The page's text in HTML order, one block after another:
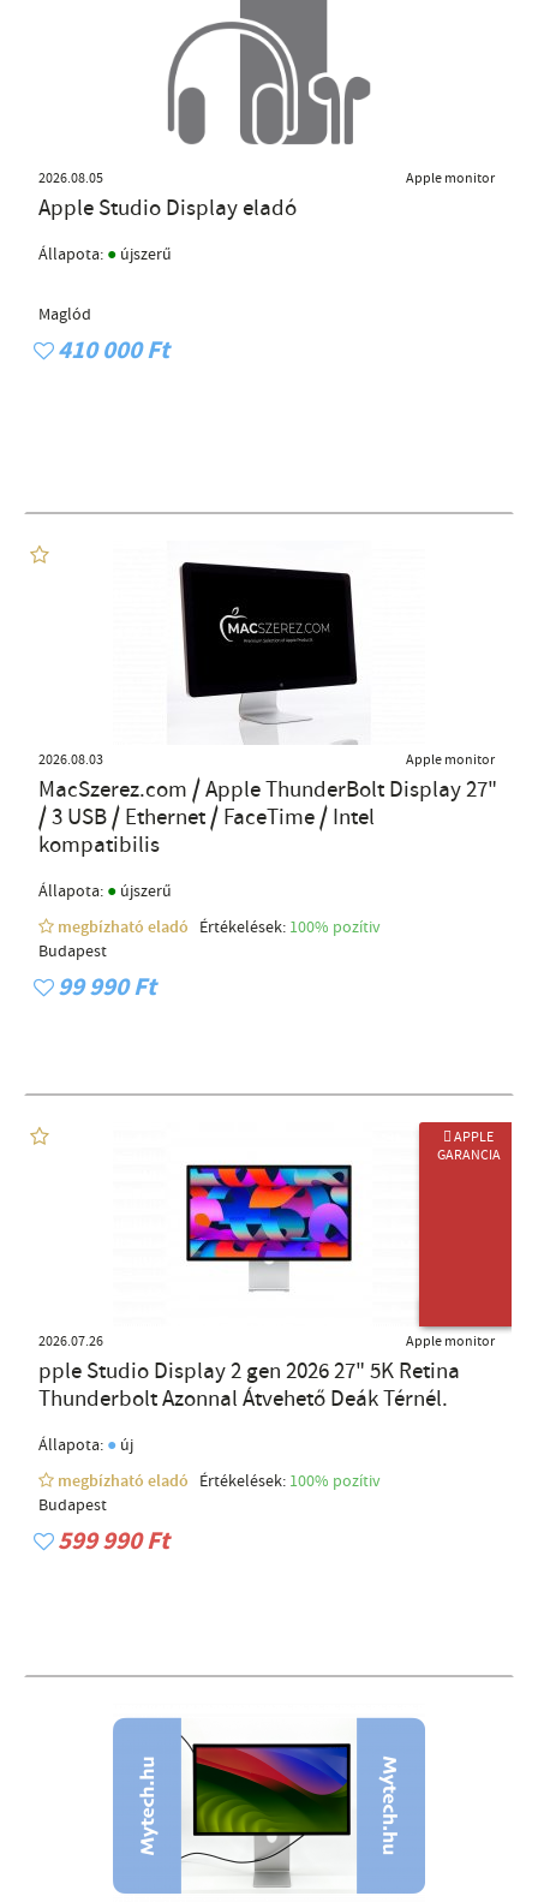
2026.08.05 Apple monitor
Apple Studio Display eladó
Állapota: ● újszerű
Maglód
410 000 Ft
2026.08.03 Apple monitor
MacSzerez.com / Apple ThunderBolt Display 27"
/ 3 USB / Ethernet / FaceTime / Intel
kompatibilis
Állapota: ● újszerű
megbízható eladó
Értékelések: 100% pozítiv
Budapest
99 990 Ft
 APPLE
GARANCIA
2026.07.26 Apple monitor
pple Studio Display 2 gen 2026 27" 5K Retina
Thunderbolt Azonnal Átvehető Deák Térnél.
Állapota: ● új
megbízható eladó
Értékelések: 100% pozítiv
Budapest
599 990 Ft